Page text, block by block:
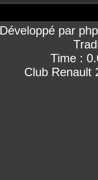
Développé par
Time :
Club Renault